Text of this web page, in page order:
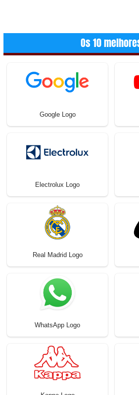
Os 10
Google Logo
Electrolux Logo
Real Madrid Logo
WhatsApp Logo